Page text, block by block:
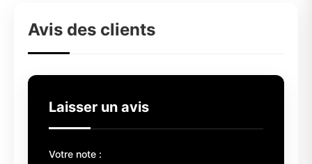
Avis des clients
Laisser un avis
Votre note :